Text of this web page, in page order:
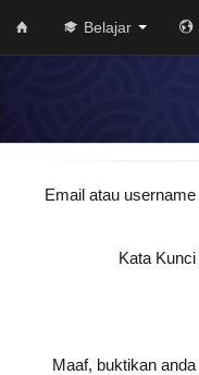
Belajar
Email atau username
Kata Kunci
Maaf, buktikan anda